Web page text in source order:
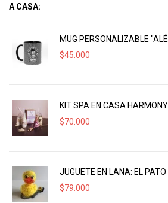
A CASA:
MUG PERSONALIZABLE
$45.000
KIT SPA EN CASA
$70.000
JUGUETE EN LANA: EL PATO
$79.000